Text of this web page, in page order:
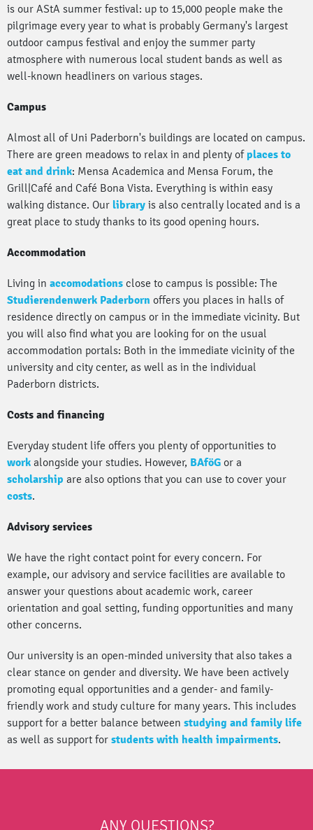
is our AStA summer festival: up to 15,000 people make the
pilgrimage every year to what is probably Germany's largest
outdoor campus festival and enjoy the summer party
atmosphere with numerous local student bands as well as
well-known headliners on various stages.
Campus
Almost all of Uni Paderborn's buildings are located on campus.
There are green meadows to relax in and plenty of places to
eat and drink: Mensa Academica and Mensa Forum, the
Grill|Café and Café Bona Vista. Everything is within easy
walking distance. Our library is also centrally located and is a
great place to study thanks to its good opening hours.
Accommodation
Living in accomodations close to campus is possible: The
Studierendenwerk Paderborn offers you places in halls of
residence directly on campus or in the immediate vicinity. But
you will also find what you are looking for on the usual
accommodation portals: Both in the immediate vicinity of the
university and city center, as well as in the individual
Paderborn districts.
Costs and financing
Everyday student life offers you plenty of opportunities to
work alongside your studies. However, BAföG or a
scholarship are also options that you can use to cover your
costs.
Advisory services
We have the right contact point for every concern. For
example, our advisory and service facilities are available to
answer your questions about academic work, career
orientation and goal setting, funding opportunities and many
other concerns.
Our university is an open-minded university that also takes a
clear stance on gender and diversity. We have been actively
promoting equal opportunities and a gender- and family-
friendly work and study culture for many years. This includes
support for a better balance between studying and family life
as well as support for students with health impairments.
ANY QUESTIONS?